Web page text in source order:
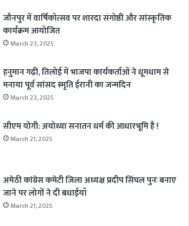
जौनपुर में वार्षिकोत्सव पर शारदा संगोष्ठी और सांस्कृतिक
कार्यक्रम आयोजित
March 23, 2025
हनुमान गढ़ी, तिलोई में भाजपा कार्यकर्ताओं ने धूमधाम से
मनाया पूर्व सांसद स्मृति ईरानी का जन्मदिन
March 23, 2025
सीएम योगी: अयोध्या सनातन धर्म की आधारभूमि है !
March 21, 2025
अमेठी कांग्रेस कमेटी जिला अध्यक्ष प्रदीप सिंघल पुनः बनाए
जाने पर लोगों ने दी बधाईयाँ
March 21, 2025